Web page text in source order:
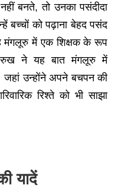
बनते, तो उनका पसंदीदा
बच्चों को पढ़ाना बेहद पसंद
मंगलूरु में एक शिक्षक के रूप
ने यह बात मंगलूरु में
जहां उन्होंने अपने बचपन की
रिश्ते को भी साझा
यादें